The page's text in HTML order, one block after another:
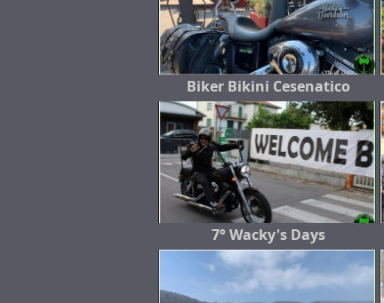
Biker Bikini Cesenatico
7° Wacky's Days